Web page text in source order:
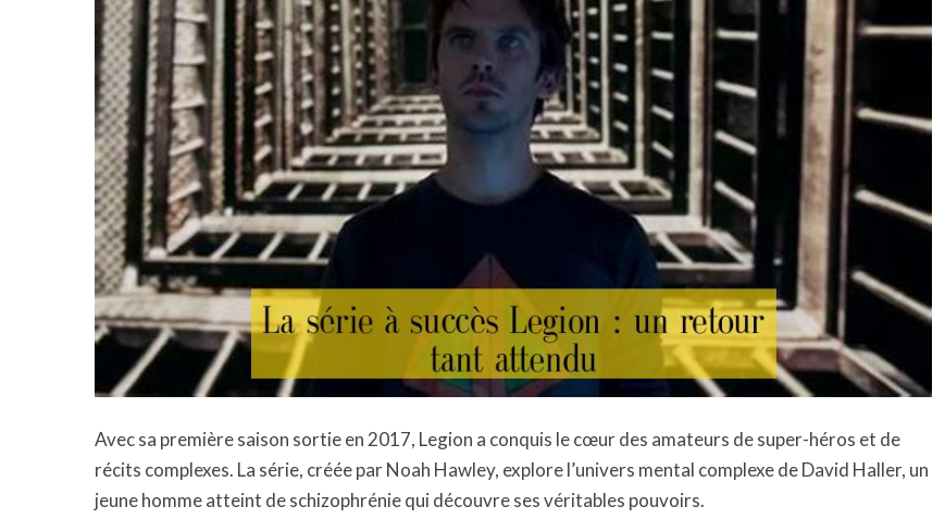
Avec sa première saison sortie en 2017, Legion a conquis le cœur des amateurs de super-héros et de
récits complexes. La série, créée par Noah Hawley, explore l’univers mental complexe de David Haller, un
jeune homme atteint de schizophrénie qui découvre ses véritables pouvoirs.